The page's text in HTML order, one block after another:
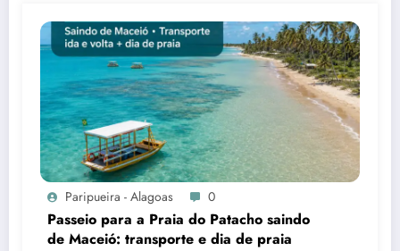
Paripueira - Alagoas 0
Passeio para a Praia do Patacho saindo
de Maceió: transporte e dia de praia